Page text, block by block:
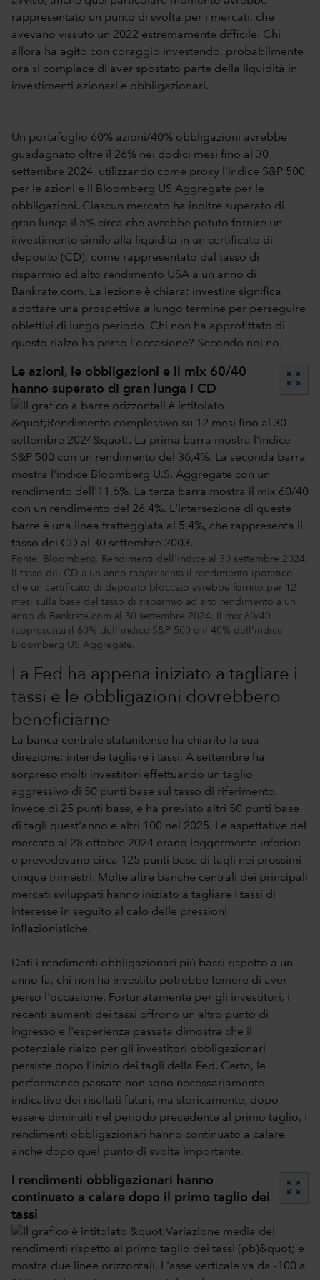
rappresentato un punto di svolta per i mercati, che
avevano vissuto un 2022 estremamente difficile. Chi
allora ha agito con coraggio investendo, probabilmente
ora si compiace di aver spostato parte della liquidità in
investimenti azionari e obbligazionari.
Un portafoglio 60% azioni/40% obbligazioni avrebbe
guadagnato oltre il 26% nei dodici mesi fino al 30
settembre 2024, utilizzando come proxy l'indice S&P 500
per le azioni e il Bloomberg US Aggregate per le
obbligazioni. Ciascun mercato ha inoltre superato di
gran lunga il 5% circa che avrebbe potuto fornire un
investimento simile alla liquidità in un certificato di
deposito (CD), come rappresentato dal tasso di
risparmio ad alto rendimento USA a un anno di
Bankrate.com. La lezione è chiara: investire significa
adottare una prospettiva a lungo termine per perseguire
obiettivi di lungo periodo. Chi non ha approfittato di
questo rialzo ha perso l'occasione? Secondo noi no.
Le azioni, le obbligazioni e il mix 60/40
hanno superato di gran lunga i CD
zoom_out_map
Fonte: Bloomberg. Rendimenti dell'indice al 30 settembre 2024.
Il tasso dei CD a un anno rappresenta il rendimento ipotetico
che un certificato di deposito bloccato avrebbe fornito per 12
mesi sulla base del tasso di risparmio ad alto rendimento a un
anno di Bankrate.com al 30 settembre 2024. Il mix 60/40
rappresenta il 60% dell'indice S&P 500 e il 40% dell'indice
Bloomberg US Aggregate.
La Fed ha appena iniziato a tagliare i
tassi e le obbligazioni dovrebbero
beneficiarne
La banca centrale statunitense ha chiarito la sua
direzione: intende tagliare i tassi. A settembre ha
sorpreso molti investitori effettuando un taglio
aggressivo di 50 punti base sul tasso di riferimento,
invece di 25 punti base, e ha previsto altri 50 punti base
di tagli quest'anno e altri 100 nel 2025. Le aspettative del
mercato al 28 ottobre 2024 erano leggermente inferiori
e prevedevano circa 125 punti base di tagli nei prossimi
cinque trimestri. Molte altre banche centrali dei principali
mercati sviluppati hanno iniziato a tagliare i tassi di
interesse in seguito al calo delle pressioni
inflazionistiche.
Dati i rendimenti obbligazionari più bassi rispetto a un
anno fa, chi non ha investito potrebbe temere di aver
perso l'occasione. Fortunatamente per gli investitori, i
recenti aumenti dei tassi offrono un altro punto di
ingresso e l'esperienza passata dimostra che il
potenziale rialzo per gli investitori obbligazionari
persiste dopo l'inizio dei tagli della Fed. Certo, le
performance passate non sono necessariamente
indicative dei risultati futuri, ma storicamente, dopo
essere diminuiti nel periodo precedente al primo taglio, i
rendimenti obbligazionari hanno continuato a calare
anche dopo quel punto di svolta importante.
I rendimenti obbligazionari hanno
continuato a calare dopo il primo taglio dei
tassi
zoom_out_map